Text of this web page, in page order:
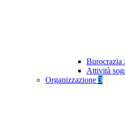
Burocrazia
Attività
Organizzazione 3